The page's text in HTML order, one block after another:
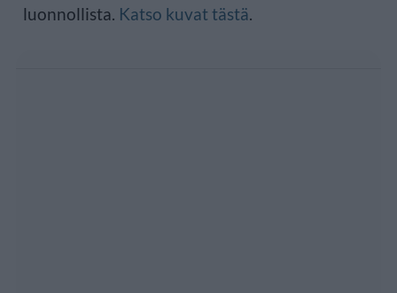
luonnollista. Katso kuvat tästä.